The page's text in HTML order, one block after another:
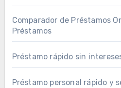
Comparador de Préstamos
Préstamos
Préstamo rápido sin
Préstamo personal rápido y